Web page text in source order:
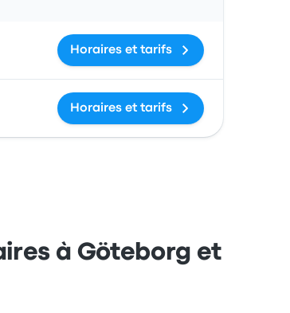
Horaires et tarifs
Horaires et tarifs
à Göteborg et